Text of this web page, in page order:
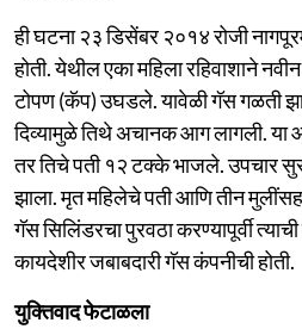
ही घटना २३ डिसेंबर २०१४ रोजी
होती. येथील एका महिला रहिवाशाने
टोपण (कॅप) उघडले. यावेळी गॅस गळती
दिव्यामुळे तिथे अचानक आग लागली. या
तर तिचे पती १२ टक्के भाजले. उपचार
झाला. मृत महिलेचे पती आणि तीन मुलींसह
गॅस सिलिंडरचा पुरवठा करण्यापूर्वी
कायदेशीर जबाबदारी गॅस कंपनीची होती.
युक्तिवाद फेटाळला